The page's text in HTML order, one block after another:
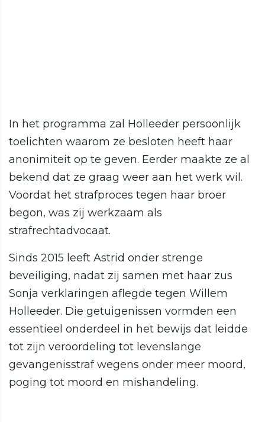
In het programma zal Holleeder persoonlijk
toelichten waarom ze besloten heeft haar
anonimiteit op te geven. Eerder maakte ze al
bekend dat ze graag weer aan het werk wil.
Voordat het strafproces tegen haar broer
begon, was zij werkzaam als
strafrechtadvocaat.
Sinds 2015 leeft Astrid onder strenge
beveiliging, nadat zij samen met haar zus
Sonja verklaringen aflegde tegen Willem
Holleeder. Die getuigenissen vormden een
essentieel onderdeel in het bewijs dat leidde
tot zijn veroordeling tot levenslange
gevangenisstraf wegens onder meer moord,
poging tot moord en mishandeling.